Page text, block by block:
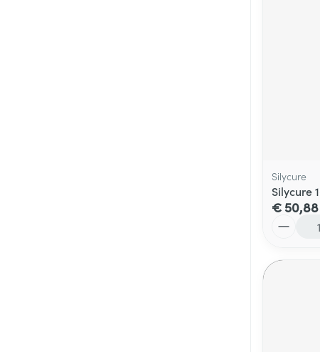
Silycure
Silycure
€ 50,88